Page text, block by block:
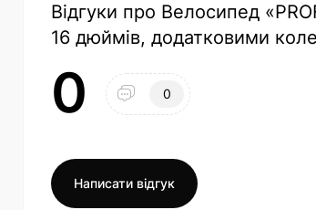
Відгуки про Велосипед
16 дюймів, додатковими
0 0
Написати відгук